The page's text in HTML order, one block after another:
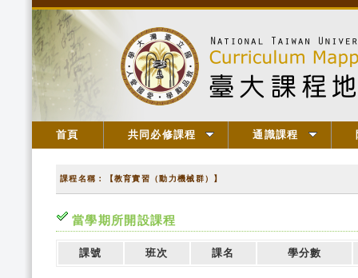
首頁 共同必修課程 通識課程
課程名稱：【教育實習（動力機械群）】
當學期所開設課程
課號 班次 課名 學分數